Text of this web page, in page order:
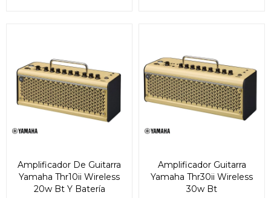
Amplificador De Guitarra
Yamaha Thr10ii Wireless
20w Bt Y Batería
Amplificador Guitarra
Yamaha Thr30ii Wireless
30w Bt